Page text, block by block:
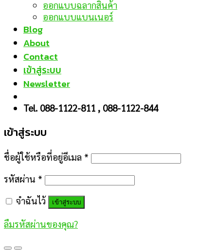
ออกแบบฉลากสินค้า
ออกแบบแบนเนอร์
Blog
About
Contact
เข้าสู่ระบบ
Newsletter
Tel. 088-1122-811 , 088-1122-844
เข้าสู่ระบบ
ชื่อผู้ใช้หรือที่อยู่อีเมล *
รหัสผ่าน *
จำฉันไว้
เข้าสู่ระบบ
ลืมรหัสผ่านของคุณ?